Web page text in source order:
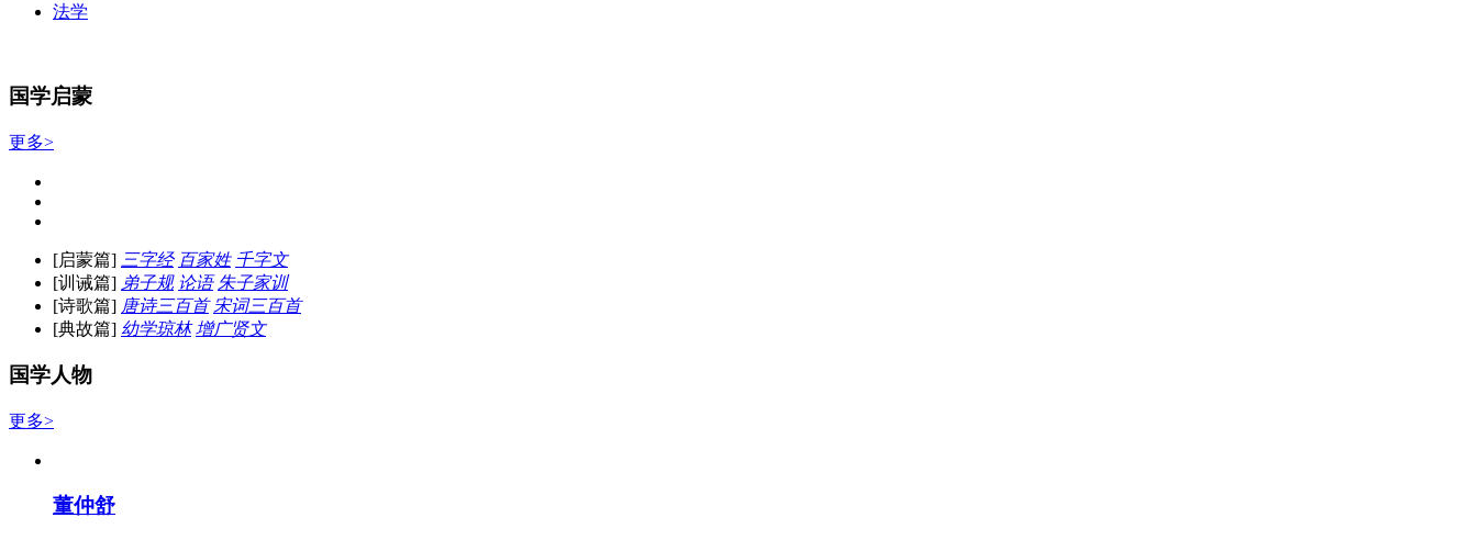
法学
国学启蒙
更多>
[启蒙篇] 三字经 百家姓 千字文
[训诫篇] 弟子规 论语 朱子家训
[诗歌篇] 唐诗三百首 宋词三百首
[典故篇] 幼学琼林 增广贤文
国学人物
更多>
董仲舒